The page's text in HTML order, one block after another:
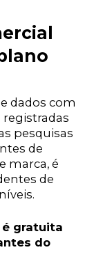
dados com
pesquisas
de
marca, é
de
é gratuita
do